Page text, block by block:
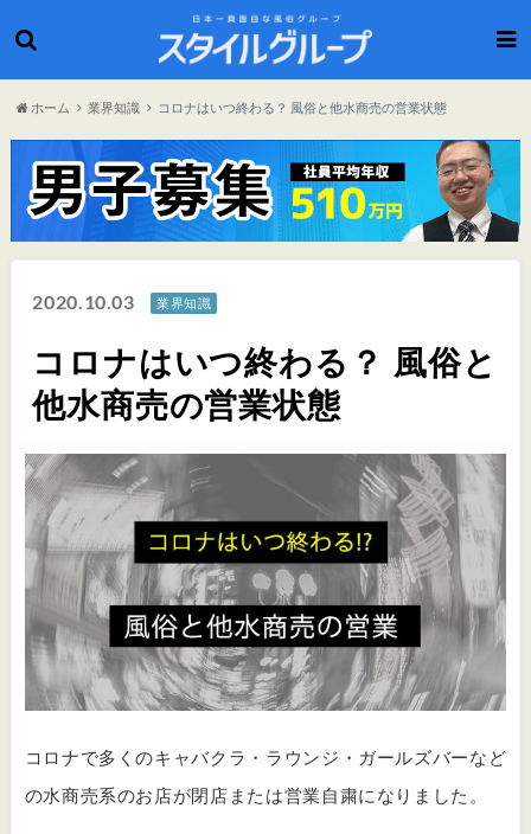
ホーム 業界知識 コロナはいつ終わる？ 風俗と他水商売の営業状態
2020.10.03 業界知識
コロナはいつ終わる？ 風俗と
他水商売の営業状態
コロナで多くのキャバクラ・ラウンジ・ガールズバーなど
の水商売系のお店が閉店または営業自粛になりました。